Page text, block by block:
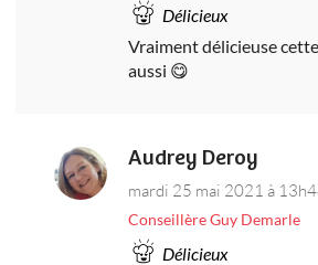
Délicieux
Vraiment délicieuse
aussi 😋
Audrey Deroy
mardi 25 mai 2021 à
Conseillère Guy Demarle
Délicieux